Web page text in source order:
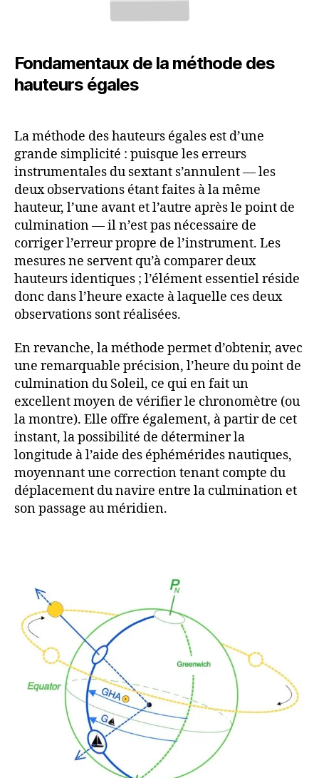
Fondamentaux de la méthode des
hauteurs égales
La méthode des hauteurs égales est d’une
grande simplicité : puisque les erreurs
instrumentales du sextant s’annulent — les
deux observations étant faites à la même
hauteur, l’une avant et l’autre après le point de
culmination — il n’est pas nécessaire de
corriger l’erreur propre de l’instrument. Les
mesures ne servent qu’à comparer deux
hauteurs identiques ; l’élément essentiel réside
donc dans l’heure exacte à laquelle ces deux
observations sont réalisées.
En revanche, la méthode permet d’obtenir, avec
une remarquable précision, l’heure du point de
culmination du Soleil, ce qui en fait un
excellent moyen de vérifier le chronomètre (ou
la montre). Elle offre également, à partir de cet
instant, la possibilité de déterminer la
longitude à l’aide des éphémérides nautiques,
moyennant une correction tenant compte du
déplacement du navire entre la culmination et
son passage au méridien.